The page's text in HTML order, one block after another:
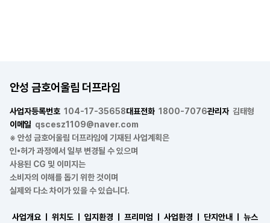
안성 금호어울림 더프라임
사업자등록번호 104-17-35658대표전화 1800-7076관리자 김태형
이메일 qscesz1109@naver.com
※ 안성 금호어울림 더프라임에 기재된 사업계획은
인•허가 과정에서 일부 변경될 수 있으며
사용된 CG 및 이미지는
소비자의 이해를 돕기 위한 것이며
실제와 다소 차이가 있을 수 있습니다.
사업개요 ㅣ 위치도 ㅣ 입지환경 ㅣ 프리미엄 ㅣ 사업환경 ㅣ 단지안내 ㅣ
뉴스